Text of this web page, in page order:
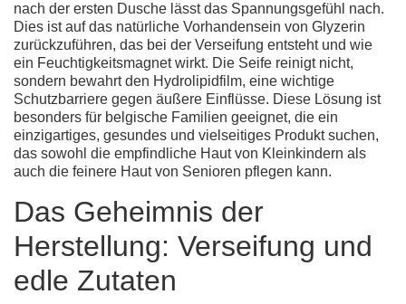
nach der ersten Dusche lässt das Spannungsgefühl nach.
Dies ist auf das natürliche Vorhandensein von Glyzerin
zurückzuführen, das bei der Verseifung entsteht und wie
ein Feuchtigkeitsmagnet wirkt. Die Seife reinigt nicht,
sondern bewahrt den Hydrolipidfilm, eine wichtige
Schutzbarriere gegen äußere Einflüsse. Diese Lösung ist
besonders für belgische Familien geeignet, die ein
einzigartiges, gesundes und vielseitiges Produkt suchen,
das sowohl die empfindliche Haut von Kleinkindern als
auch die feinere Haut von Senioren pflegen kann.
Das Geheimnis der
Herstellung: Verseifung und
edle Zutaten